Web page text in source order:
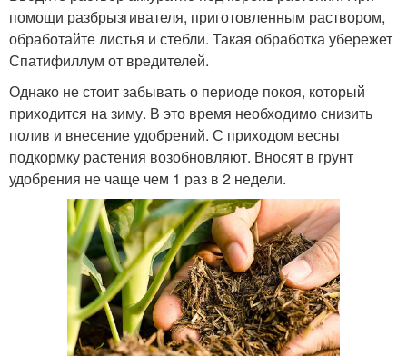
помощи разбрызгивателя, приготовленным раствором,
обработайте листья и стебли. Такая обработка убережет
Спатифиллум от вредителей.
Однако не стоит забывать о периоде покоя, который
приходится на зиму. В это время необходимо снизить
полив и внесение удобрений. С приходом весны
подкормку растения возобновляют. Вносят в грунт
удобрения не чаще чем 1 раз в 2 недели.